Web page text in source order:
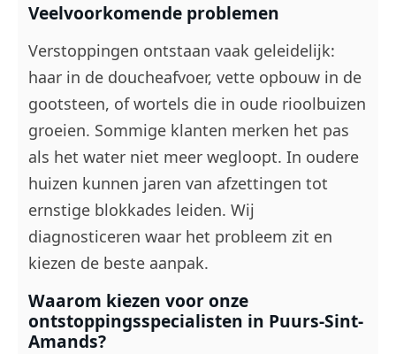
Veelvoorkomende problemen
Verstoppingen ontstaan vaak geleidelijk:
haar in de doucheafvoer, vette opbouw in de
gootsteen, of wortels die in oude rioolbuizen
groeien. Sommige klanten merken het pas
als het water niet meer wegloopt. In oudere
huizen kunnen jaren van afzettingen tot
ernstige blokkades leiden. Wij
diagnosticeren waar het probleem zit en
kiezen de beste aanpak.
Waarom kiezen voor onze
ontstoppingsspecialisten in Puurs-Sint-
Amands?